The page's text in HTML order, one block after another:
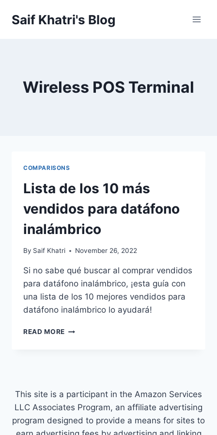
Saif Khatri's Blog
Wireless POS Terminal
COMPARISONS
Lista de los 10 más
vendidos para datáfono
inalámbrico
By Saif Khatri November 26, 2022
Si no sabe qué buscar al comprar vendidos
para datáfono inalámbrico, ¡esta guía con
una lista de los 10 mejores vendidos para
datáfono inalámbrico lo ayudará!
READ MORE LISTA
PARA
DATÁFONO
INALÁMBRICO
This site is a participant in the Amazon Services
LLC Associates Program, an affiliate advertising
program designed to provide a means for sites to